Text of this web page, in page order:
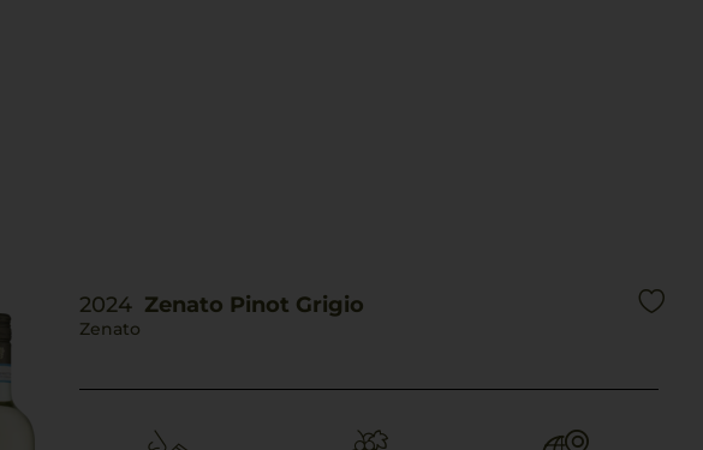
2024 Zenato Pinot Grigio
Zenato